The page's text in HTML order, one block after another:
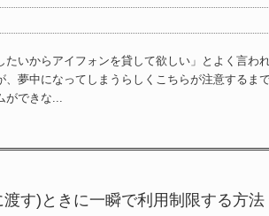
たいからアイフォンを貸して欲しい」とよく言わ
夢中になってしまうらしくこちらが注意するまで
ができな...
す)ときに一瞬で利用制限する方法